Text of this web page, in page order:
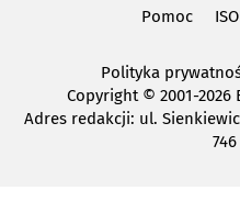
Pomoc
Polityka
Copyright© 2001-2026
Adres redakcji: ul.